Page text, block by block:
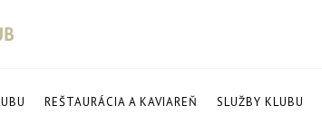
REŠTAURÁCIA A KAVIAREŇ SLUŽBY KLUBU